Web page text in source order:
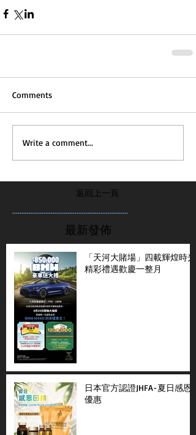
Comments
Write a comment...
返回上一頁
...............................................................
最新發佈
「天河大賭場」四載輝煌時光
精彩禮遇歡慶一整月
日本官方認證JHFA-夏日感恩
優惠